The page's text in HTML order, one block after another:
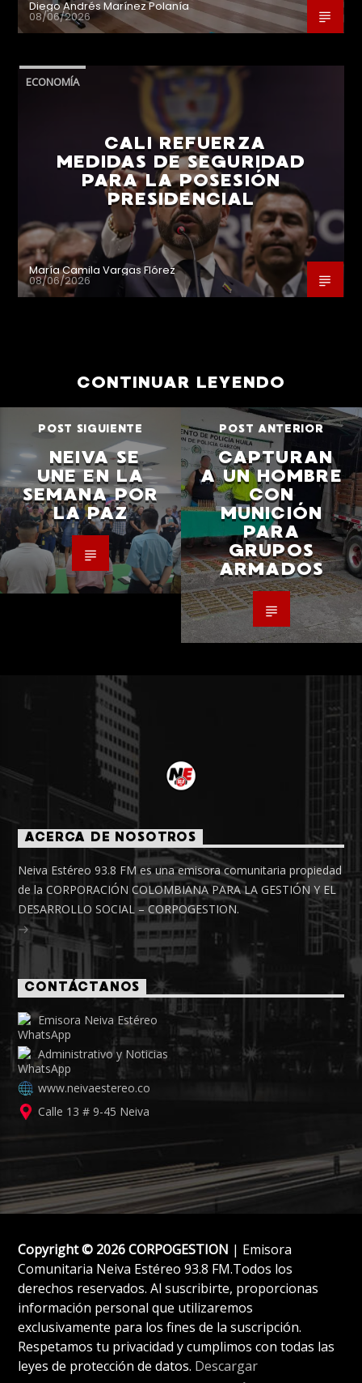
Diego Andrés Marínez Polanía
08/06/2026
ECONOMÍA
CALI REFUERZA
MEDIDAS DE SEGURIDAD
PARA LA POSESIÓN
PRESIDENCIAL
María Camila Vargas Flórez
08/06/2026
CONTINUAR LEYENDO
POST SIGUIENTE
NEIVA SE
UNE EN LA
SEMANA POR
LA PAZ
POST ANTERIOR
CAPTURAN
A UN HOMBRE
CON
MUNICIÓN
PARA
GRUPOS
ARMADOS
ACERCA DE NOSOTROS
Neiva Estéreo 93.8 FM es una emisora comunitaria propiedad
de la CORPORACIÓN COLOMBIANA PARA LA GESTIÓN Y EL
DESARROLLO SOCIAL – CORPOGESTION.
CONTÁCTANOS
Emisora Neiva Estéreo
Administrativo y Noticias
www.neivaestereo.co
Calle 13 # 9-45 Neiva
Copyright © 2026 CORPOGESTION | Emisora
Comunitaria Neiva Estéreo 93.8 FM.Todos los
derechos reservados. Al suscribirte, proporcionas
información personal que utilizaremos
exclusivamente para los fines de la suscripción.
Respetamos tu privacidad y cumplimos con todas las
leyes de protección de datos. Descargar